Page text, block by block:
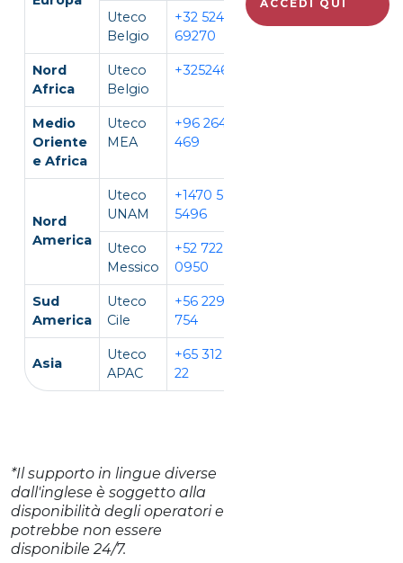
Uteco
Belgio
+32 524
69270
Nord
Africa
Uteco
Belgio
+3252469270
Medio
Oriente
e Africa
Uteco
MEA
+96 264 296
469
Nord
America
Uteco
UNAM
+1470 594
5496
Uteco
Messico
+52 722 931
0950
Sud
America
Uteco
Cile
+56 229 140
754
Asia
Uteco
APAC
+65 312 981
22
*Il supporto in lingue diverse
dall'inglese è soggetto alla
disponibilità degli operatori e
potrebbe non essere
disponibile 24/7.
ACCEDI QUI